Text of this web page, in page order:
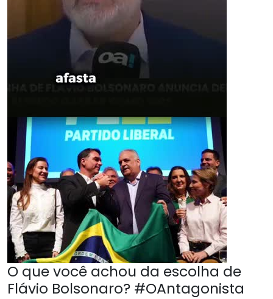
O que você achou da escolha de
Flávio Bolsonaro? #OAntagonista